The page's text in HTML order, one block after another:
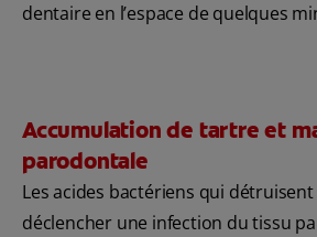
dentaire en l’espace de quelques
Accumulation de tartre et
parodontale
Les acides bactériens qui détruisent
déclencher une infection du tissu